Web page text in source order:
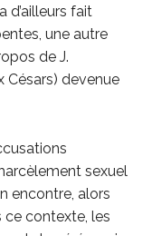
d’ailleurs fait
une autre
de J.
Césars) devenue
sexuel
encontre, alors
ce contexte, les